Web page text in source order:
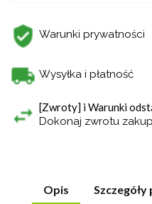
Warunki prywatności
Wysyłka i płatność
[Zwroty] i Warunki
Dokonaj zwrotu
Opis